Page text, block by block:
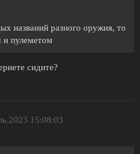
названий разного оружия, то
и пулеметом
сидите?
15:08:03